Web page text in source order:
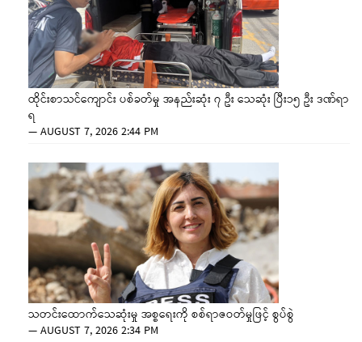
ထိုင်းစာသင်ကျောင်း ပစ်ခတ်မှု အနည်းဆုံး ၇ ဦး သေဆုံး ပြီး၁၅ ဦး ဒဏ်ရာ
ရ
—AUGUST 7, 2026 2:44 PM
သတင်းထောက်သေဆုံးမှု အစ္စရေးကို စစ်ရာဇဝတ်မှုဖြင့် စွပ်စွဲ
—AUGUST 7, 2026 2:34 PM